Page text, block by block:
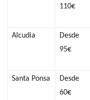
110€
Alcudia
Desde
95€
Santa Ponsa
Desde
60€